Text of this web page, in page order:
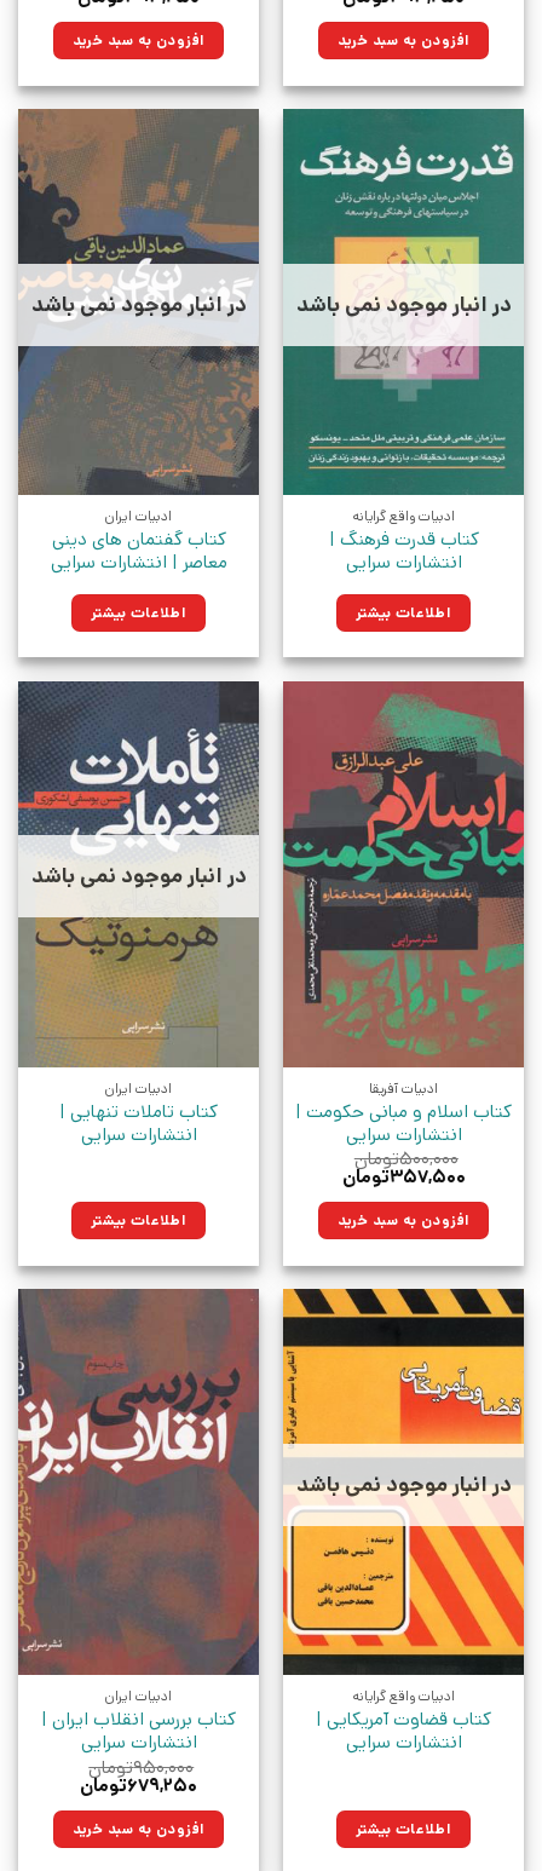
۵۵۰,۰۰۰تومان
بود.
۳۹۳,۲۵۰تومان.افزودن به سبد خرید ۵۵۰,۰۰۰تومان
بود.
۳۹۳,۲۵۰تومان.افزودن به سبد خرید
در انبار موجود نمی باشد
ادبیات واقع گرایانه
کتاب قدرت فرهنگ |
انتشارات سرایی
اطلاعات بیشتر
در انبار موجود نمی باشد
ادبیات ایران
کتاب گفتمان های دینی
معاصر | انتشارات سرایی
اطلاعات بیشتر
ادبیات آفریقا
کتاب اسلام و مبانی حکومت |
انتشارات سرایی
۵۰۰,۰۰۰تومان
قیمت
۵۰۰,۰۰۰تومان
بود.
۳۵۷,۵۰۰تومان
۳۵۷,۵۰۰تومان.افزودن به سبد خرید
در انبار موجود نمی باشد
ادبیات ایران
کتاب تاملات تنهایی |
انتشارات سرایی
اطلاعات بیشتر
در انبار موجود نمی باشد
ادبیات واقع گرایانه
کتاب قضاوت آمریکایی |
انتشارات سرایی
اطلاعات بیشتر
ادبیات ایران
کتاب بررسی انقلاب ایران |
انتشارات سرایی
۹۵۰,۰۰۰تومان
قیمت
۹۵۰,۰۰۰تومان
بود.
۶۷۹,۲۵۰تومان
۶۷۹,۲۵۰تومان.افزودن به سبد خرید